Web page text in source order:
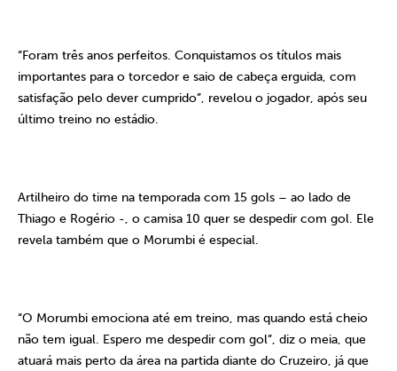
“Foram três anos perfeitos. Conquistamos os títulos mais
importantes para o torcedor e saio de cabeça erguida, com
satisfação pelo dever cumprido”, revelou o jogador, após seu
último treino no estádio.
Artilheiro do time na temporada com 15 gols – ao lado de
Thiago e Rogério -, o camisa 10 quer se despedir com gol. Ele
revela também que o Morumbi é especial.
“O Morumbi emociona até em treino, mas quando está cheio
não tem igual. Espero me despedir com gol”, diz o meia, que
atuará mais perto da área na partida diante do Cruzeiro, já que